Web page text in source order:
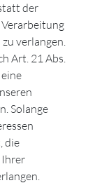
der
verlangen.
Art. 21 Abs.
Solange
die
Ihrer